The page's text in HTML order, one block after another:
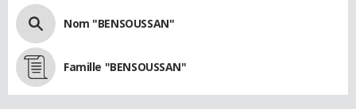
Nom "BENSOUSSAN"
Famille "BENSOUSSAN"